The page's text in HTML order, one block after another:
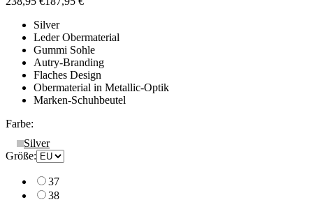
Silver
Leder Obermaterial
Gummi Sohle
Autry-Branding
Flaches Design
Obermaterial in Metallic-Optik
Marken-Schuhbeutel
Farbe:
Silver
Größe:
37
38